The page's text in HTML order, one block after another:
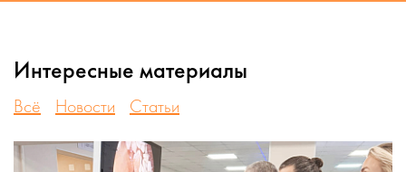
Интересные материалы
Всё Новости Статьи